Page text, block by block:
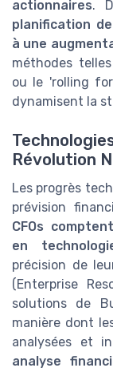
actionnaires.
planification
à une
méthodes
ou le 'rolling
dynamisent la
Révolution
Les progrès
prévision
CFOs
en
précision de
(Enterprise
solutions de
manière dont
analysées et
analyse